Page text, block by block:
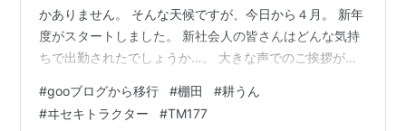
かありません。 そんな天候ですが、今日から４月。 新年
度がスタートしました。 新社会人の皆さんはどんな気持
ちで出勤されたでしょうか…。 大きな声でのご挨拶が、
ね。 さて。 お米作りのシーズンが始まります。 先週末
には、棚田の３枚をトラクターで耕うんしました。 わが
#gooブログから移行 #棚田 #耕うん
#ヰセキトラクター #TM177